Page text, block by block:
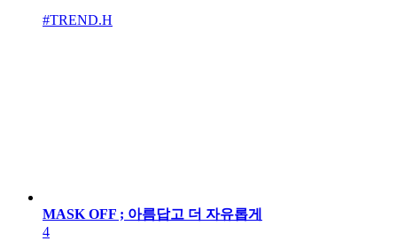
#TREND.H
MASK OFF ; 아름답고 더 자유롭게
4